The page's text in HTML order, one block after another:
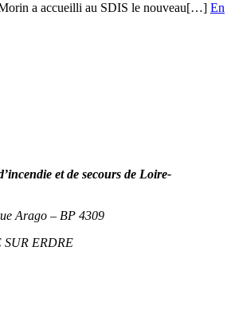
a accueilli au SDIS le nouveau[…] En
et de secours de Loire-
Arago – BP 4309
ERDRE